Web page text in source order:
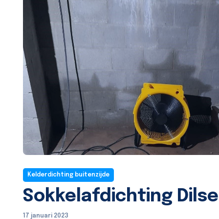
Kelderdichting buitenzijde
Sokkelafdichting
17 januari 2023